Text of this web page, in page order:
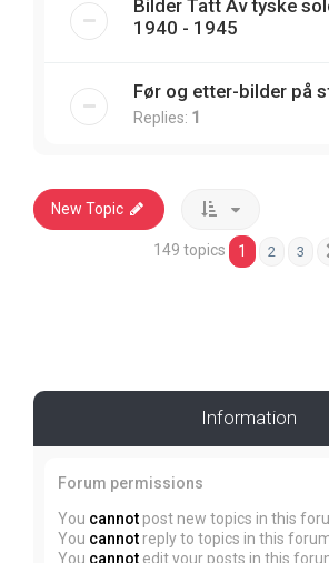
Bilder Tatt Av tyske
1940 - 1945
Før og etter-bilder på
Replies: 1
New Topic
149 topics 1 2 3
Information
Forum permissions
You cannot post new topics in this
You cannot reply to topics in this
You cannot edit your posts in this